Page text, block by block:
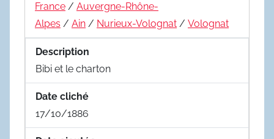
France / Auvergne-Rhône-
Alpes / Ain / Nurieux-Volognat / Volognat
Description
Bibi et le charton
Date cliché
17/10/1886